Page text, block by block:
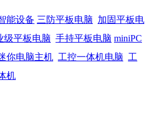
能设备 三防平板电脑 加固平板电
级平板电脑 手持平板电脑 miniPC
你电脑主机 工控一体机电脑 工
机